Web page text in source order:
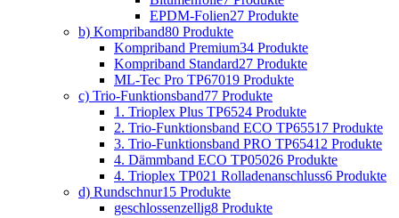
EPDM-Folien27 Produkte
b) Kompriband80 Produkte
Kompriband Premium34 Produkte
Kompriband Standard27 Produkte
ML-Tec Pro TP67019 Produkte
c) Trio-Funktionsband77 Produkte
1. Trioplex Plus TP6524 Produkte
2. Trio-Funktionsband ECO TP65517 Produkte
3. Trio-Funktionsband PRO TP65412 Produkte
4. Dämmband ECO TP05026 Produkte
4. Trioplex TP021 Rolladenanschluss6 Produkte
d) Rundschnur15 Produkte
geschlossenzellig8 Produkte